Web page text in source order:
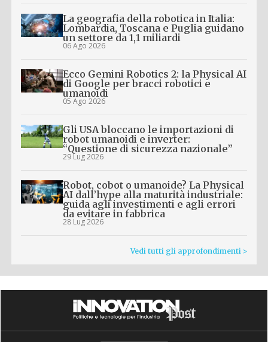
La geografia della robotica in Italia:
Lombardia, Toscana e Puglia guidano
un settore da 1,1 miliardi
06 Ago 2026
Ecco Gemini Robotics 2: la Physical AI
di Google per bracci robotici e
umanoidi
05 Ago 2026
Gli USA bloccano le importazioni di
robot umanoidi e inverter:
“Questione di sicurezza nazionale”
29 Lug 2026
Robot, cobot o umanoide? La Physical
AI dall’hype alla maturità industriale:
guida agli investimenti e agli errori
da evitare in fabbrica
28 Lug 2026
Vedi tutti gli approfondimenti >